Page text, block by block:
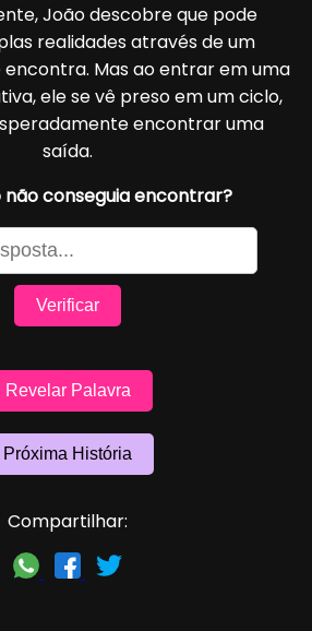
João descobre que pode
realidades através de um
encontra. Mas ao entrar em uma
ele se vê preso em um ciclo,
encontrar uma
saída.
não conseguia encontrar?
Verificar
Revelar Palavra
Próxima História
Compartilhar: